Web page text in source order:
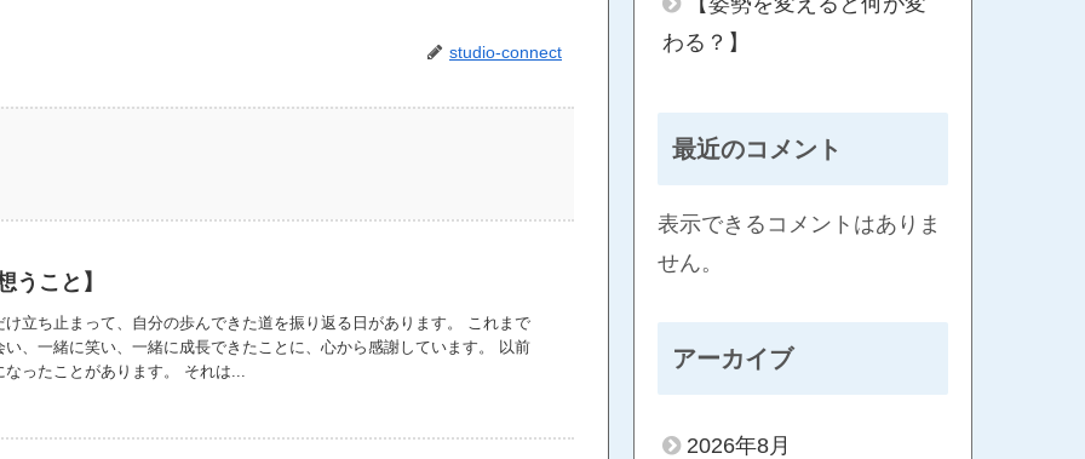
studio-connect
うこと】
け立ち止まって、自分の歩んできた道を振り返る日があります。 これまで
い、一緒に笑い、一緒に成長できたことに、心から感謝しています。 以前
ったことがあります。 それは...
わる？】
最近のコメント
表示できるコメントはありま
せん。
アーカイブ
2026年8月